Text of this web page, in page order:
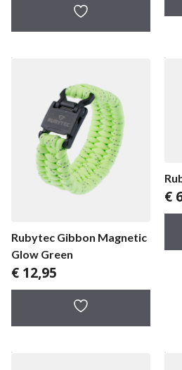
Rubytec Gibbon Magnetic
Glow Green
€ 12,95
€